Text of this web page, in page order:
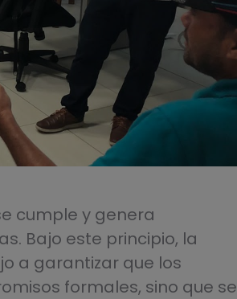
cumple y genera
Bajo este principio, la
a garantizar que los
formales, sino que se